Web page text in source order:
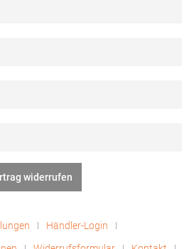
widerrufen
Händler-Login